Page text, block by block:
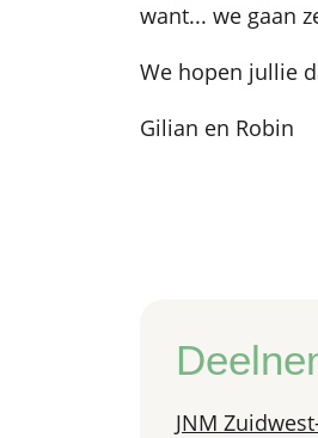
want... we gaan
We hopen jullie
Gilian en Robin
JNM